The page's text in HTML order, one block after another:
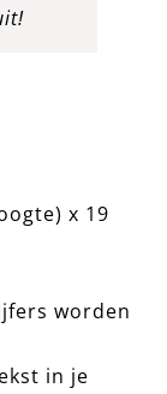
x 19
worden
in je